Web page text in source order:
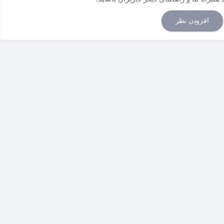
همگام‌سازی نرخ فریم کارت گرافیک و مانیتور، پارگی و لکنت تصویر را
افزودن نظر